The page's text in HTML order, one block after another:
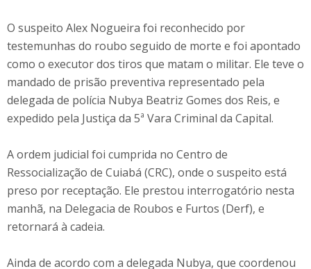
O suspeito Alex Nogueira foi reconhecido por
testemunhas do roubo seguido de morte e foi apontado
como o executor dos tiros que matam o militar. Ele teve o
mandado de prisão preventiva representado pela
delegada de polícia Nubya Beatriz Gomes dos Reis, e
expedido pela Justiça da 5ª Vara Criminal da Capital.
A ordem judicial foi cumprida no Centro de
Ressocialização de Cuiabá (CRC), onde o suspeito está
preso por receptação. Ele prestou interrogatório nesta
manhã, na Delegacia de Roubos e Furtos (Derf), e
retornará à cadeia.
Ainda de acordo com a delegada Nubya, que coordenou